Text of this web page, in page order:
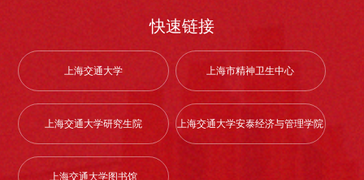
快速链接
上海交通大学 上海市精神卫生中心
上海交通大学研究生院 上海交通大学安泰经济与管理学院
上海交通大学图书馆